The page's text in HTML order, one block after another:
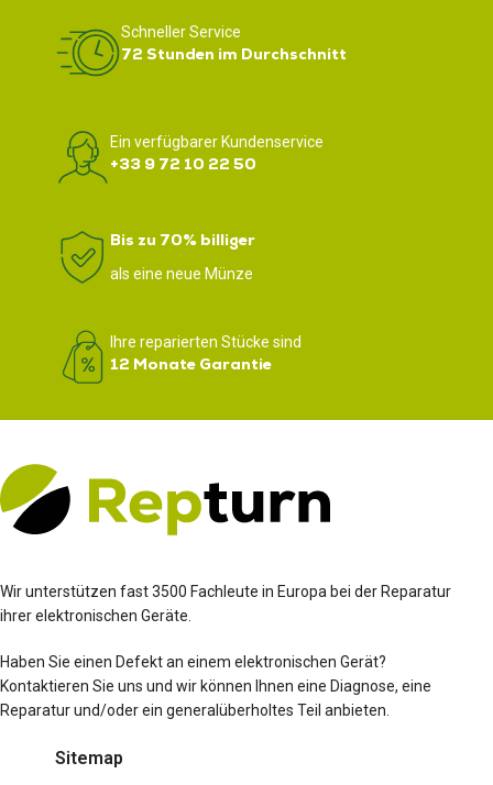
Schneller Service
72 Stunden im Durchschnitt
Ein verfügbarer Kundenservice
+33 9 72 10 22 50
Bis zu 70% billiger
als eine neue Münze
Ihre reparierten Stücke sind
12 Monate Garantie
Wir unterstützen fast 3500 Fachleute in Europa bei der Reparatur
ihrer elektronischen Geräte.
Haben Sie einen Defekt an einem elektronischen Gerät?
Kontaktieren Sie uns und wir können Ihnen eine Diagnose, eine
Reparatur und/oder ein generalüberholtes Teil anbieten.
Sitemap